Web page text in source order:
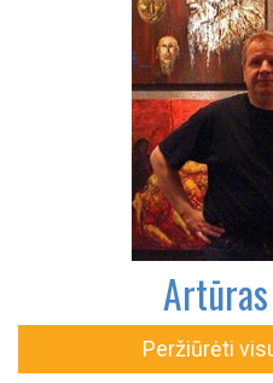
Peržiūrėti
Dailininkas Artūras
dieną Kaune. 1996
kūrybinę veiklą Artūras
JAV. Nuo 2010 m., iki
kursus pas meno